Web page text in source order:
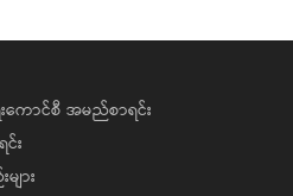
ကောင်စီ အမည်စာရင်း
း
ား